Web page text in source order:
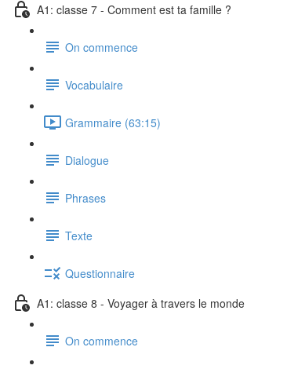
A1: classe 7 - Comment est ta famille ?
On commence
Vocabulaire
Grammaire (63:15)
Dialogue
Phrases
Texte
Questionnaire
A1: classe 8 - Voyager à travers le monde
On commence